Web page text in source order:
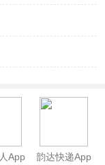
App 韵达快递App